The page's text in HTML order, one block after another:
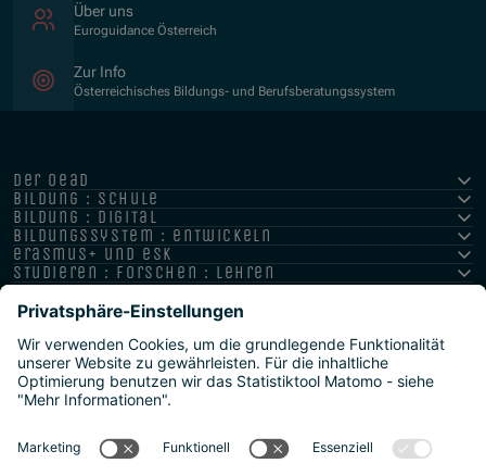
Über uns
Euroguidance Österreich
Zur Info
Österreichisches Bildungs- und Berufsberatungssystem
der oead
bildung : schule
bildung : digital
bildungssystem : entwickeln
erasmus+ und esk
studieren : forschen : lehren
hochschule : strategie : international